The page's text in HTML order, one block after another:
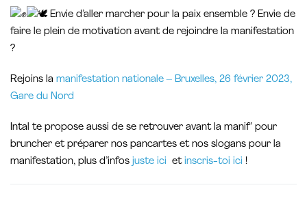
Envie d’aller marcher pour la paix ensemble ? Envie de
faire le plein de motivation avant de rejoindre la manifestation
?
Rejoins la manifestation nationale – Bruxelles, 26 février 2023,
Gare du Nord
Intal te propose aussi de se retrouver avant la manif’ pour
bruncher et préparer nos pancartes et nos slogans pour la
manifestation, plus d’infos juste ici et inscris-toi ici !